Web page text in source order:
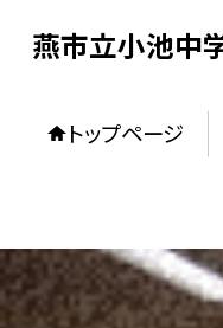
燕市立小池中
トップページ